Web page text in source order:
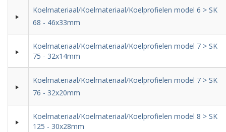
Koelmateriaal/Koelmateriaal/Koelprofielen model 6 > SK
68 - 46x33mm
Koelmateriaal/Koelmateriaal/Koelprofielen model 7 > SK
75 - 32x14mm
Koelmateriaal/Koelmateriaal/Koelprofielen model 7 > SK
76 - 32x20mm
Koelmateriaal/Koelmateriaal/Koelprofielen model 8 > SK
125 - 30x28mm